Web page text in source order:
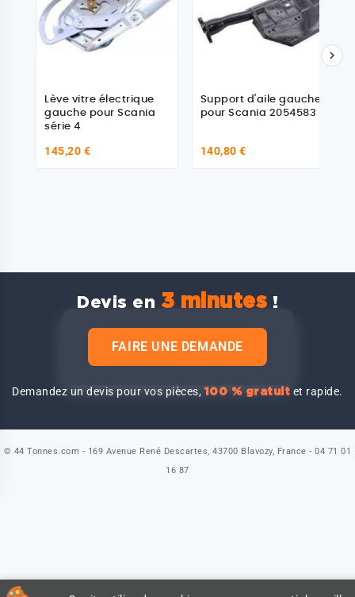
Lève vitre électrique
gauche pour Scania
série 4
145,20 €
Support d'aile gauche
pour Scania 2054583
140,80 €

Devis en 3 minutes !
FAIRE UNE DEMANDE
Demandez un devis pour vos pièces,100 % gratuit et rapide.
© 44 Tonnes.com - 169 Avenue René Descartes, 43700 Blavozy, France - 04 71 01
16 87